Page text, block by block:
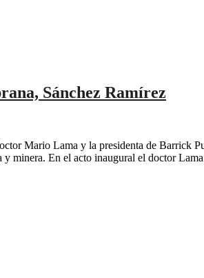
Sánchez Ramírez
Mario Lama y la presidenta de Barrick
minera. En el acto inaugural el doctor